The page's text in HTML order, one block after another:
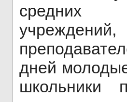
средних
дней
школьники